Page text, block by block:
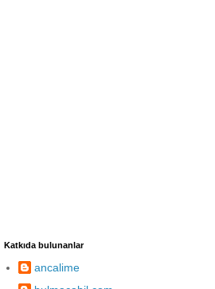
Katkıda bulunanlar
ancalime